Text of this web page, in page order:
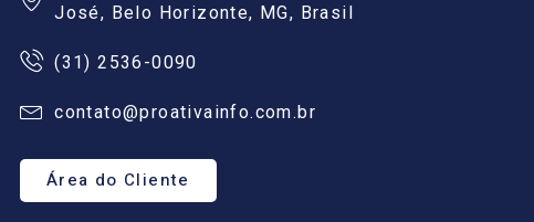
José, Belo Horizonte, MG, Brasil
(31) 2536-0090
contato@proativainfo.com.br
Área do Cliente